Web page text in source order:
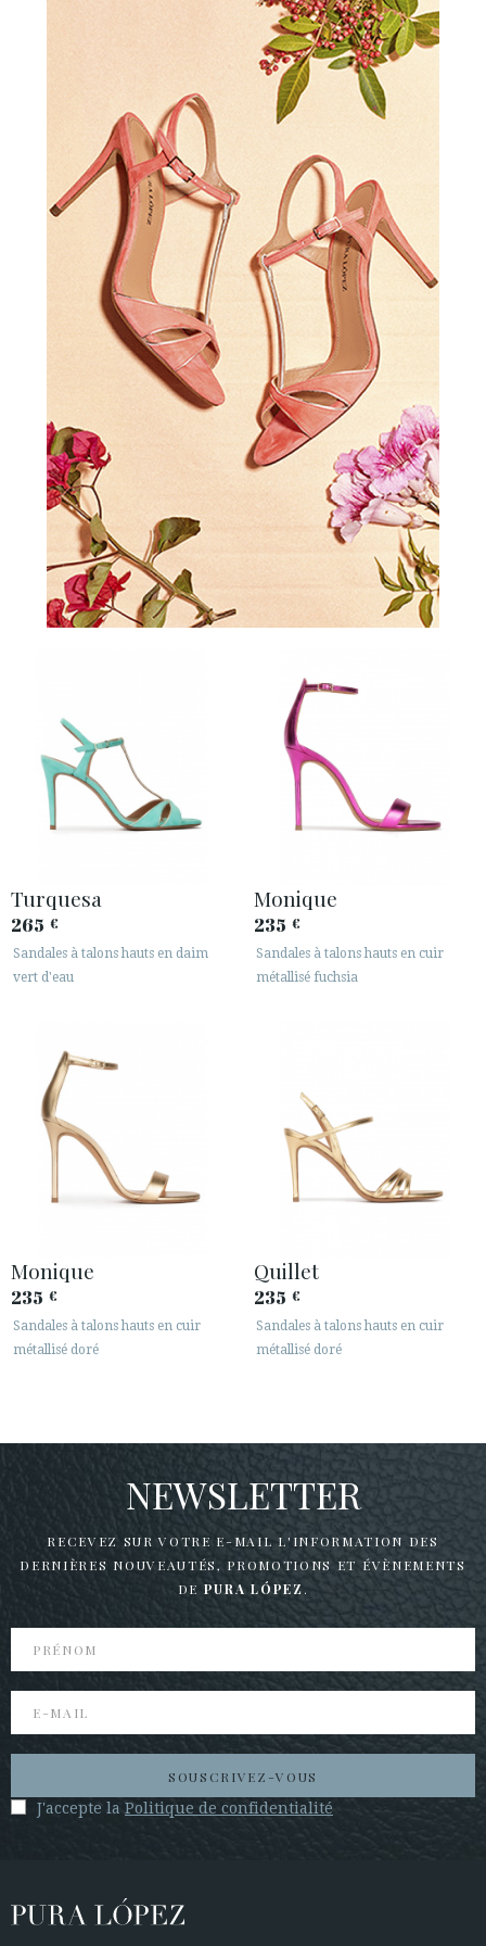
Turquesa
265 €
Sandales à talons hauts en daim
vert d'eau
Monique
235 €
Sandales à talons hauts en cuir
métallisé fuchsia
Monique
235 €
Sandales à talons hauts en cuir
métallisé doré
Quillet
235 €
Sandales à talons hauts en cuir
métallisé doré
NEWSLETTER
RECEVEZ SUR VOTRE E-MAIL L'INFORMATION DES
DERNIÈRES NOUVEAUTÉS, PROMOTIONS ET ÉVÈNEMENTS
DE PURA LÓPEZ .
SOUSCRIVEZ-VOUS
J'accepte la Politique de confidentialité